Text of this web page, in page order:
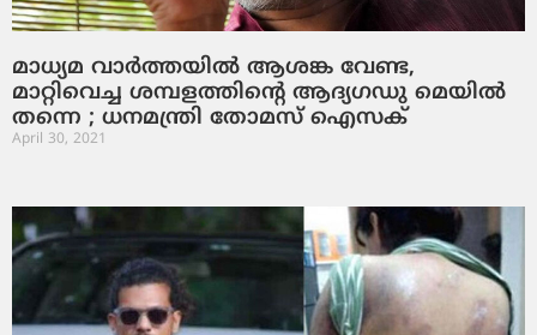
മാധ്യമ വാര്‍ത്തയില്‍ ആശങ്ക വേണ്ട,
മാറ്റിവെച്ച ശമ്പളത്തിന്റെ ആദ്യഗഡു മെയില്‍
തന്നെ ; ധനമന്ത്രി തോമസ് ഐസക്
April 30, 2021